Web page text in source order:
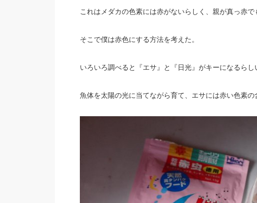
これはメダカの色素には赤がないらしく、親が真っ赤で
そこで僕は赤色にする方法を考えた。
いろいろ調べると『エサ』と『日光』がキーになるらし
魚体を太陽の光に当てながら育て、エサには赤い色素の